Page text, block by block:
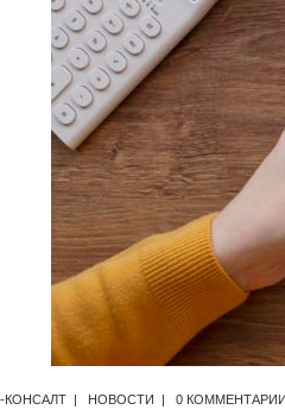
КОНСАЛТ НОВОСТИ 0 КОММЕНТАРИИ